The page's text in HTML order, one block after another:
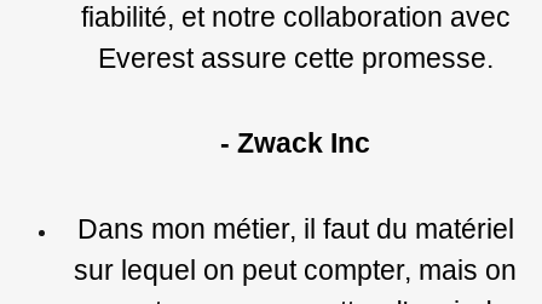
fiabilité, et notre collaboration avec
Everest assure cette promesse.
- Zwack Inc
Dans mon métier, il faut du matériel
sur lequel on peut compter, mais on